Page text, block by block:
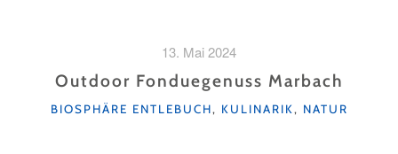
GENUSS"
13. Mai 2024
Outdoor Fonduegenuss Marbach
KATEGORIEN
BIOSPHÄRE ENTLEBUCH, KULINARIK, NATUR